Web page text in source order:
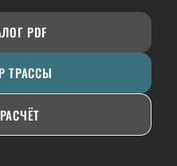
PDF
ТРАССЫ